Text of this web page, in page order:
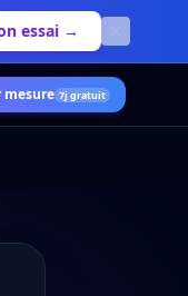
essai →
mesure 7j gratuit